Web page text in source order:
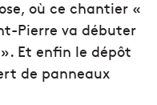
où ce chantier «
Pierre va débuter
Et enfin le dépôt
de panneaux